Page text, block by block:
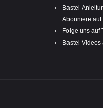
Bastel-
Abonniere auf
Folge uns auf
Bastel-Videos